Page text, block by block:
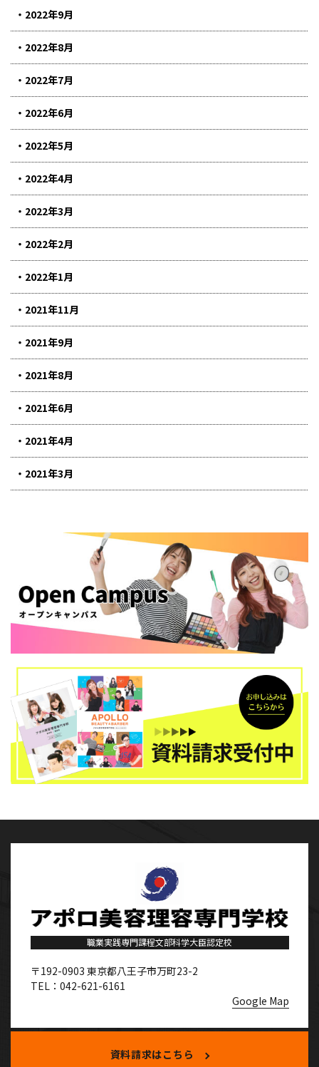
2022年9月
2022年8月
2022年7月
2022年6月
2022年5月
2022年4月
2022年3月
2022年2月
2022年1月
2021年11月
2021年9月
2021年8月
2021年6月
2021年4月
2021年3月
職業実践専門課程文部科学大臣認定校
〒192-0903 東京都八王子市万町23-2
TEL：042-621-6161
Google Map
資料請求はこちら